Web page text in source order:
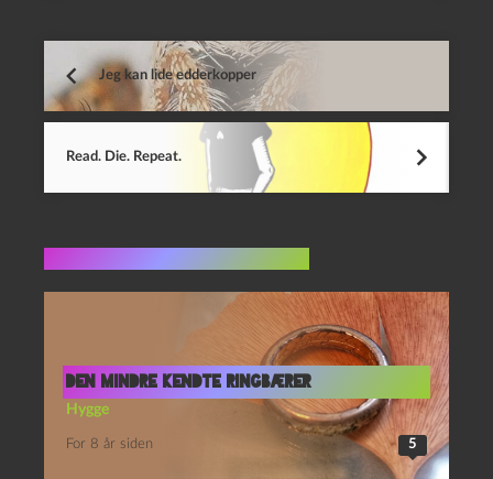
Jeg kan lide edderkopper
Read. Die. Repeat.
Den mindre kendte ringbærer
Hygge
For 8 år siden 5